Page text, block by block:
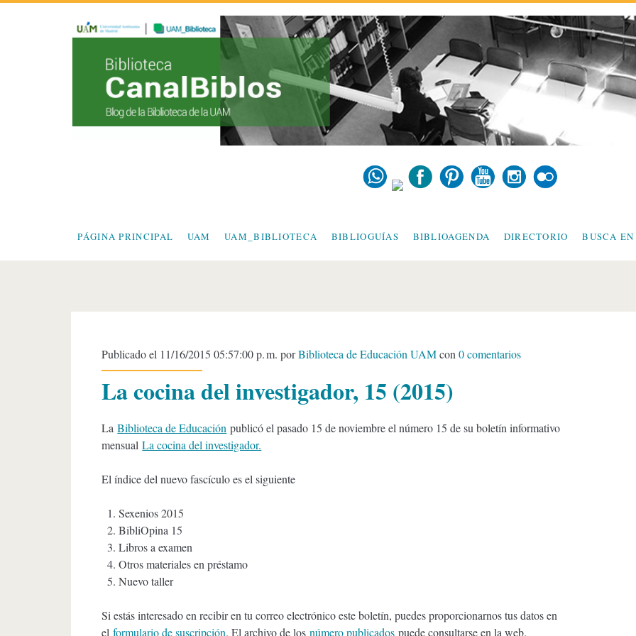
PÁGINA PRINCIPAL UAM UAM_BIBLIOTECA BIBLIOGUÍAS BIBLIOAGENDA DIRECTORIO BUSCA
Publicado el 11/16/2015 05:57:00 p. m. porBiblioteca de Educación UAMcon0 comentarios
La cocina del investigador, 15 (2015)
LaBiblioteca de Educación publicó el pasado 15 de noviembre el número 15 de su boletín informativo
mensualLa cocina del investigador.
El índice del nuevo fascículo es el siguiente
Sexenios 2015
BibliOpina 15
Libros a examen
Otros materiales en préstamo
Nuevo taller
Si estás interesado en recibir en tu correo electrónico este boletín, puedes proporcionarnos tus datos en
elformulario de suscripción. El archivo de losnúmero publicados puede consultarse en la web.